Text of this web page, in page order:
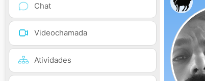
Chat
Videochamada
Atividades